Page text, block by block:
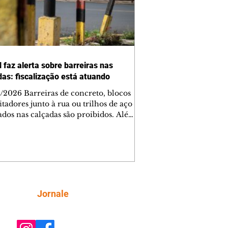
faz alerta sobre barreiras nas
fiscalização está atuando
Barreiras de concreto, blocos
junto à rua ou trilhos de aço
nas calçadas são proibidos. Além
que está intensificando a
sobre as calçadas, o que inclui
Jornale